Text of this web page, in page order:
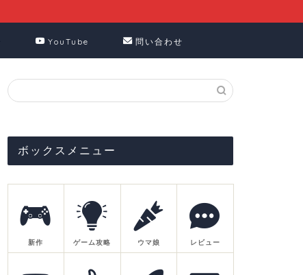
YouTube 問い合わせ
ボックスメニュー
新作 ゲーム攻略 ウマ娘 レビュー